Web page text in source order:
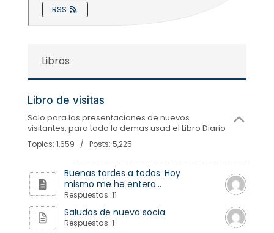
RSS
Libros
Libro de visitas
Solo para las presentaciones de nuevos
visitantes, para todo lo demas usad el Libro Diario
Topics: 1,659 / Posts: 5,225
Buenas tardes a todos. Hoy
mismo me he entera...
Respuestas: 11
Saludos de nueva socia
Respuestas: 1